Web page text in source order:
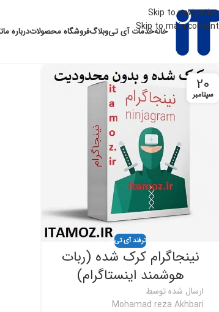
Skip to navigation
Skip to main content
خانهخدمات آی تیوبلاگفروشگاه محصولاتدرباره ما
20
سپتامبر
ترفند آی تی
نینجاگرام کرک شده (ربات
هوشمند اینستاگرام)
ارسال شده توسط
Mohamad reza Akhbari